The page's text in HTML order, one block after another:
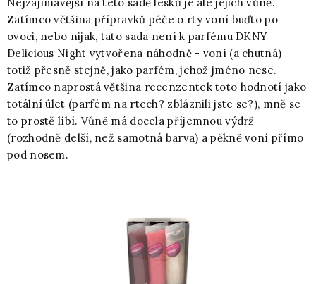
Zatímco většina přípravků péče o rty voní buďto po
ovoci, nebo nijak, tato sada není k parfému DKNY
Delicious Night vytvořena náhodně - voní (a chutná)
totiž přesně stejně, jako parfém, jehož jméno nese.
Zatímco naprostá většina recenzentek toto hodnotí jako
totální úlet (parfém na rtech? zbláznili jste se?), mně se
to prostě líbí. Vůně má docela příjemnou výdrž
(rozhodně delší, než samotná barva) a pěkně voní přímo
pod nosem.